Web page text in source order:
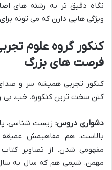
نگاه دقیق تر به رشته های
ویژگی هایی دارن که می تونه
کنکور گروه علوم
فرصت های بزرگ
کنکور تجربی همیشه سر و
کنن سخت ترین کنکوره. خب، بی
دشواری دروس:زیست شناسی،
بالاست، هم مفاهیمش
مفهومی شدن. از تصاویر
مهمن. شیمی هم که سال به سال